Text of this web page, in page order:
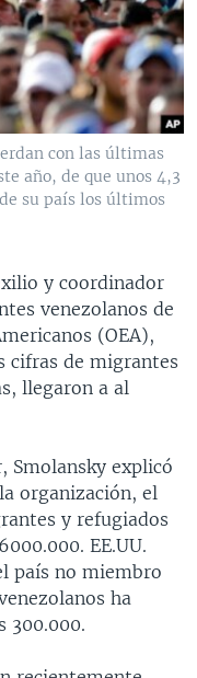
con las últimas
año, de que unos 4,3
su país los últimos
y coordinador
venezolanos de
(OEA),
cifras de migrantes
llegaron a al
Smolansky explicó
organización, el
y refugiados
EE.UU.
país no miembro
ha
300.000.